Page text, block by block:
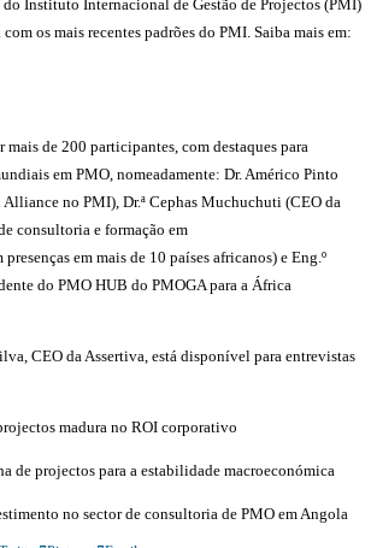
Instituto Internacional de Gestão de Projectos (PMI)
os mais recentes padrões do PMI. Saiba mais em:
de 200 participantes, com destaques para
em PMO, nomeadamente: Dr. Américo Pinto
no PMI), Dr.ª Cephas Muchuchuti (CEO da
consultoria e formação em
em mais de 10 países africanos) e Eng.º
do PMO HUB do PMOGA para a África
CEO da Assertiva, está disponível para entrevistas
madura no ROI corporativo
de projectos para a estabilidade macroeconómica
no sector de consultoria de PMO em Angola